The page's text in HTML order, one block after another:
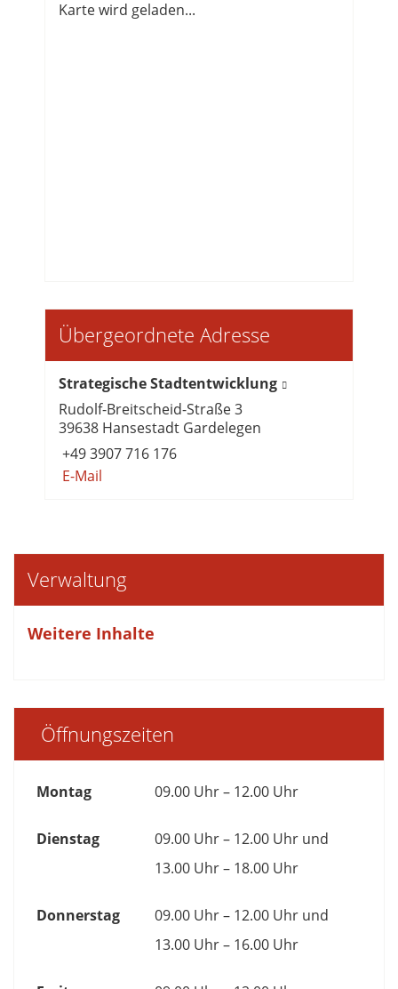
Karte wird geladen...
Übergeordnete Adresse
Strategische Stadtentwicklung
Rudolf-Breitscheid-Straße 3
39638 Hansestadt Gardelegen
+49 3907 716 176
E-Mail
Verwaltung
Weitere Inhalte
Öffnungszeiten
Montag 09.00 Uhr – 12.00 Uhr
Dienstag
09.00 Uhr – 12.00 Uhr und
13.00 Uhr – 18.00 Uhr
Donnerstag
09.00 Uhr – 12.00 Uhr und
13.00 Uhr – 16.00 Uhr